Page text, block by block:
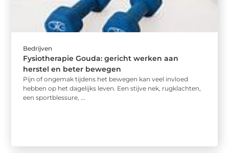
Bedrijven
Fysiotherapie Gouda: gericht werken aan
herstel en beter bewegen
Pijn of ongemak tijdens het bewegen kan veel invloed
hebben op het dagelijks leven. Een stijve nek, rugklachten,
een sportblessure, ...